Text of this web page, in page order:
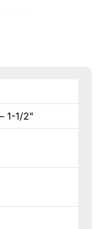
1-1/2"